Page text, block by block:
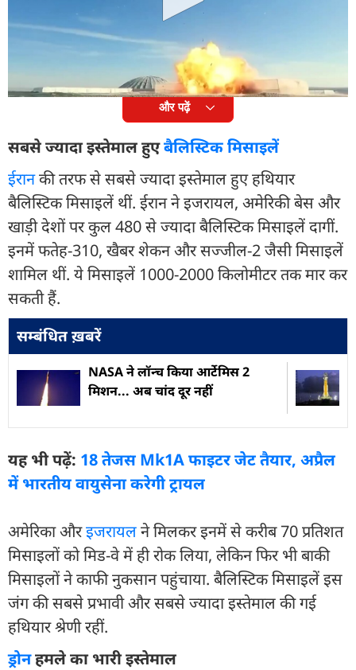
हजारों मिसाइलें और ड्रोन दागे गए. अब सवाल यह है कि इस
जंग में सबसे ज्यादा कौन-कौन से हथियार इस्तेमाल हुए और
उनकी संख्या कितनी थी.
और पढ़ें
सबसे ज्यादा इस्तेमाल हुएबैलिस्टिक मिसाइल
ईरानकी तरफ से सबसे ज्यादा इस्तेमाल हुए हथियार
बैलिस्टिक मिसाइलें थीं. ईरान ने इजरायल, अमेरिकी बेस और
खाड़ी देशों पर कुल 480 से ज्यादा बैलिस्टिक मिसाइलें दागीं.
इनमें फतेह-310, खैबर शेकन और सज्जील-2 जैसी मिसाइलें
शामिल थीं. ये मिसाइलें 1000-2000 किलोमीटर तक मार कर
सकती हैं.
सम्बंधित ख़बरें
NASA ने लॉन्च किया आर्टेमिस 2
मिशन... अब चांद दूर नहीं
यह भी पढ़ें: 18 तेजस Mk1A फाइटर जेट तैयार, अप्रैल
में भारतीय वायुसेना करेगी ट्रायल
अमेरिका औरइजरायलने मिलकर इनमें से करीब 70 प्रतिशत
मिसाइलों को मिड-वे में ही रोक लिया, लेकिन फिर भी बाकी
मिसाइलों ने काफी नुकसान पहुंचाया. बैलिस्टिक मिसाइलें इस
जंग की सबसे प्रभावी और सबसे ज्यादा इस्तेमाल की गई
हथियार श्रेणी रहीं.
ड्रोनहमले का भारी इस्तेमाल